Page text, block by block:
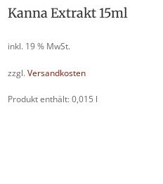
Kanna Extrakt 15ml
inkl. 19 % MwSt.
zzgl.Versandkosten
Produkt enthält: 0,015 l